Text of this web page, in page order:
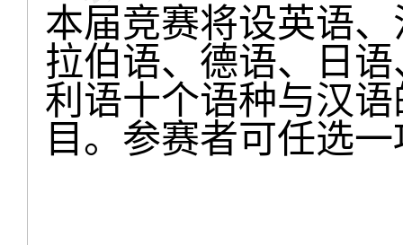
本届竞赛将设英语
拉伯语、德语、日
利语十个语种与汉
目。参赛者可任选